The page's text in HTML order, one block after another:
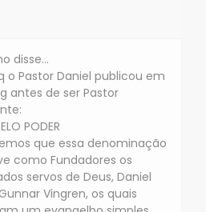
disse…
o Pastor Daniel publicou em
antes de ser Pastor
PODER
que essa denominação
como Fundadores os
servos de Deus, Daniel
Vingren, os quais